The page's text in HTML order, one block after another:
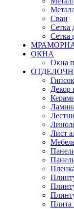
Сваи
Сетка
Сетка
ОКНА
Окна
Декор
Лист
Плита